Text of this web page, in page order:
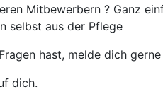
Mitbewerbern ? Ganz
selbst aus der Pflege
hast, melde dich
dich.